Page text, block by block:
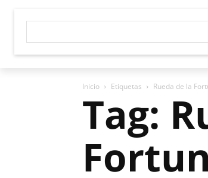
Inicio Etiquetas Rueda de la
Tag: